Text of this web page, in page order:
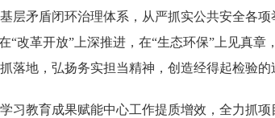
层矛盾闭环治理体系，从严抓实公共安全各
“改革开放”上深推进，在“生态环保”上见真
落地，弘扬务实担当精神，创造经得起检验的
习教育成果赋能中心工作提质增效，全力抓